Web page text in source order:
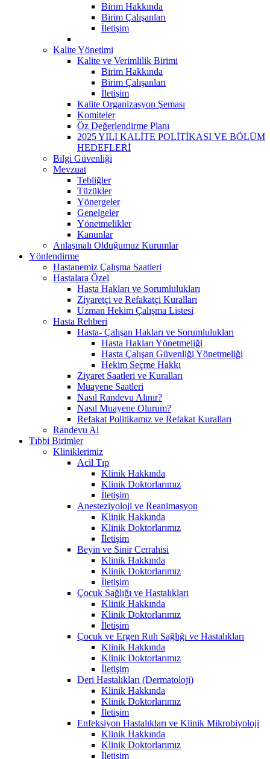
Birim Hakkında
Birim Çalışanları
İletişim
Kalite Yönetimi
Kalite ve Verimlilik Birimi
Birim Hakkında
Birim Çalışanları
İletişim
Kalite Organizasyon Şeması
Komiteler
Öz Değerlendirme Planı
2025 YILI KALİTE POLİTİKASI VE BÖLÜM
HEDEFLERİ
Bilgi Güvenliği
Mevzuat
Tebliğler
Tüzükler
Yönergeler
Genelgeler
Yönetmelikler
Kanunlar
Anlaşmalı Olduğumuz Kurumlar
Yönlendirme
Hastanemiz Çalışma Saatleri
Hastalara Özel
Hasta Hakları ve Sorumlulukları
Ziyaretçi ve Refakatçi Kuralları
Uzman Hekim Çalışma Listesi
Hasta Rehberi
Hasta- Çalışan Hakları ve Sorumlulukları
Hasta Hakları Yönetmeliği
Hasta Çalışan Güvenliği Yönetmeliği
Hekim Seçme Hakkı
Ziyaret Saatleri ve Kuralları
Muayene Saatleri
Nasıl Randevu Alınır?
Nasıl Muayene Olurum?
Refakat Politikamız ve Refakat Kuralları
Randevu Al
Tıbbi Birimler
Kliniklerimiz
Acil Tıp
Klinik Hakkında
Klinik Doktorlarımız
İletişim
Anesteziyoloji ve Reanimasyon
Klinik Hakkında
Klinik Doktorlarımız
İletişim
Beyin ve Sinir Cerrahisi
Klinik Hakkında
Klinik Doktorlarımız
İletişim
Çocuk Sağlığı ve Hastalıkları
Klinik Hakkında
Klinik Doktorlarımız
İletişim
Çocuk ve Ergen Ruh Sağlığı ve Hastalıkları
Klinik Hakkında
Klinik Doktorlarımız
İletişim
Deri Hastalıkları (Dermatoloji)
Klinik Hakkında
Klinik Doktorlarımız
İletişim
Enfeksiyon Hastalıkları ve Klinik Mikrobiyoloji
Klinik Hakkında
Klinik Doktorlarımız
İletişim